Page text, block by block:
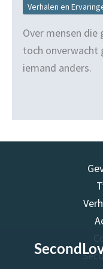
Verhalen en
Over mensen die
toch onverwacht
iemand anders.